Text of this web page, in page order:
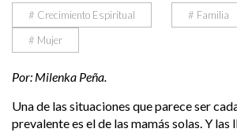
# Crecimiento Espiritual
# Familia
# Mujer
Por: Milenka Peña.
Una de las situaciones que parece ser
prevalente es el de las mamás solas. Y las